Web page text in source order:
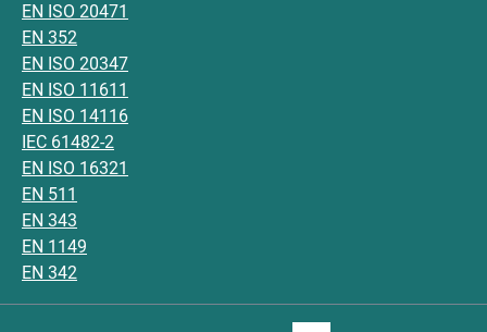
EN ISO 20471
EN 352
EN ISO 20347
EN ISO 11611
EN ISO 14116
IEC 61482-2
EN ISO 16321
EN 511
EN 343
EN 1149
EN 342